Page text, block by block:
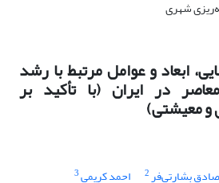
ابعاد و عوامل مرتبط با رشد
در ایران (با تأکید بر
معیشتی)
صادق بشارتی‌فر2 احمد کریمی3